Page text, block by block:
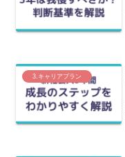
3.キャリアプラン